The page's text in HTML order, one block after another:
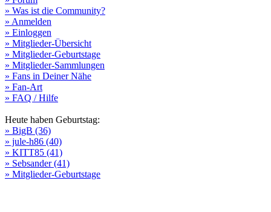
» Was ist die Community?
» Anmelden
» Einloggen
» Mitglieder-Übersicht
» Mitglieder-Geburtstage
» Mitglieder-Sammlungen
» Fans in Deiner Nähe
» Fan-Art
» FAQ / Hilfe
Heute haben Geburtstag:
» BigB (36)
» jule-h86 (40)
» KITT85 (41)
» Sebsander (41)
» Mitglieder-Geburtstage